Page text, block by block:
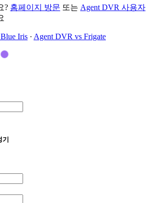
? 홈페이지 방문 또는 Agent DVR 사용자
Iris · Agent DVR vs Frigate